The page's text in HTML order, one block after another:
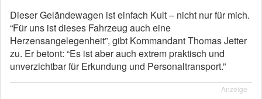
Dieser Geländewagen ist einfach Kult – nicht nur für mich.
“Für uns ist dieses Fahrzeug auch eine
Herzensangelegenheit”, gibt Kommandant Thomas Jetter
zu. Er betont: “Es ist aber auch extrem praktisch und
unverzichtbar für Erkundung und Personaltransport.”
Anzeige